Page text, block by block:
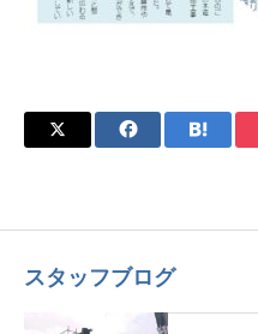
スタッフブログ